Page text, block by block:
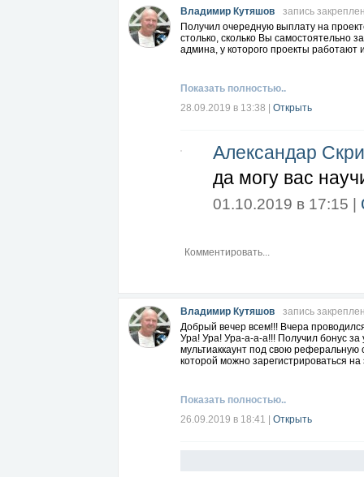
Владимир Кутяшов
запись
Получил очередную выплату на
столько, сколько Вы самостоятельно
админа, у которого проекты
Показать полностью..
28.09.2019 в 13:38
Открыть
Александар
да могу вас
01.10.2019 в 17:15 |
Владимир Кутяшов
запись
Добрый вечер всем!!! Вчера
Ура! Ура! Ура-а-а-а!!! Получил бонус
мультиаккаунт под свою реферальную
которой можно зарегистрироваться
Показать полностью..
26.09.2019 в 18:41
Открыть